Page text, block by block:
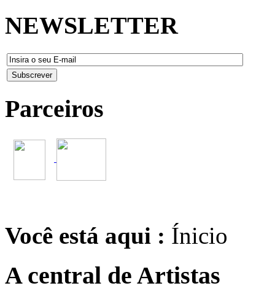
NEWSLETTER
Parceiros
Você está aqui : Ínicio
A central de Artistas